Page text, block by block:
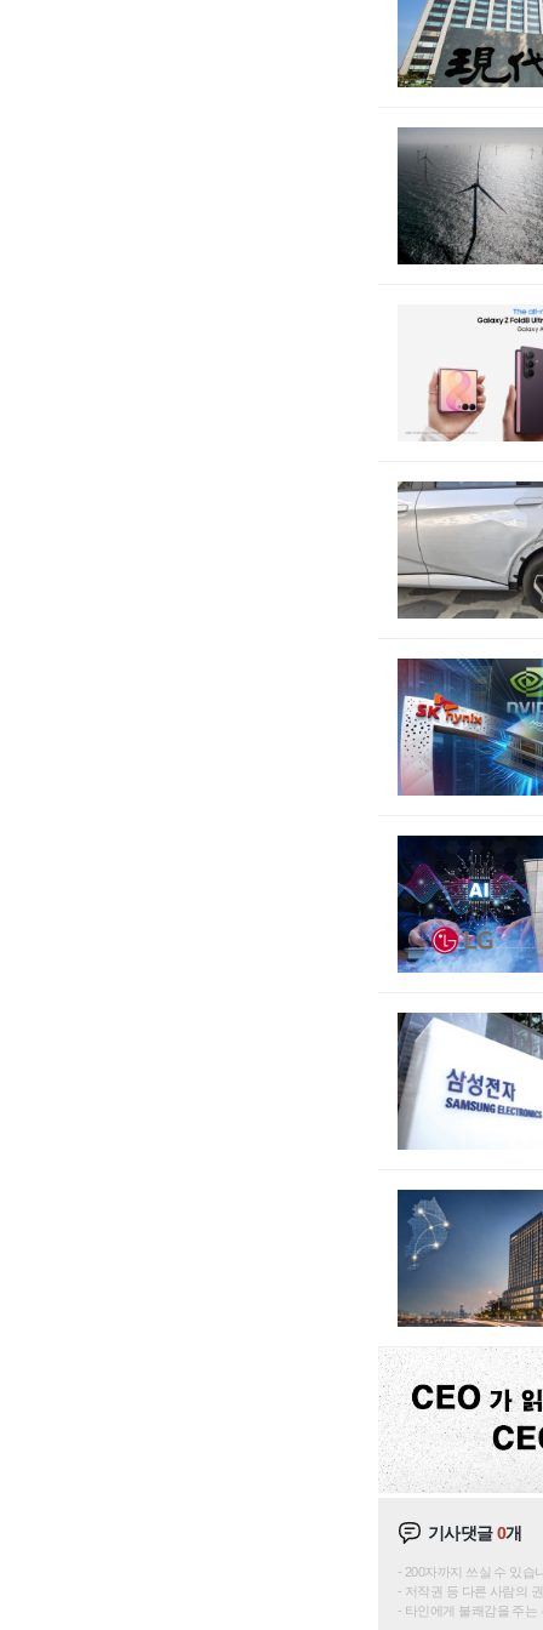
기사댓글0개
200자까지 쓰실 수 있습
저작권 등 다른 사람의
타인에게 불쾌감을 주는